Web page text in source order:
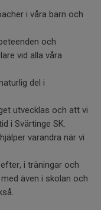
i våra barn och
och
vid alla våra
del i
utvecklas och att vi
i Svärtinge SK.
varandra när vi
i träningar och
även i skolan och